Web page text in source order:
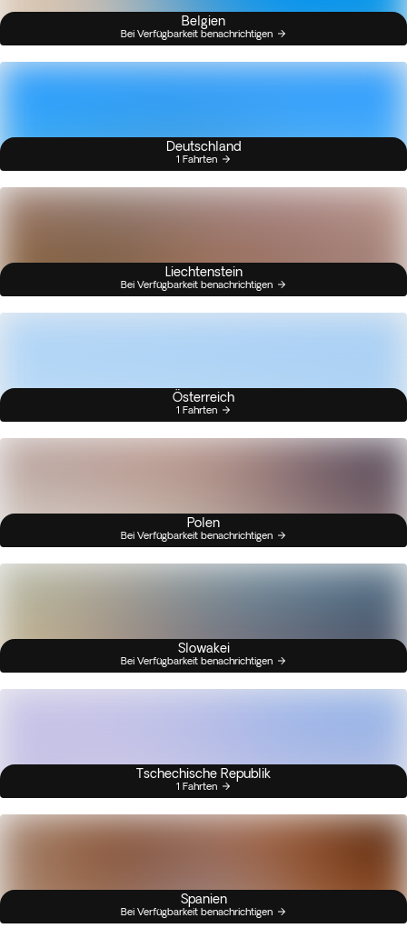
Belgien
Bei Verfügbarkeit benachrichtigen
Deutschland
1 Fahrten
Liechtenstein
Bei Verfügbarkeit benachrichtigen
Österreich
1 Fahrten
Polen
Bei Verfügbarkeit benachrichtigen
Slowakei
Bei Verfügbarkeit benachrichtigen
Tschechische Republik
1 Fahrten
Spanien
Bei Verfügbarkeit benachrichtigen